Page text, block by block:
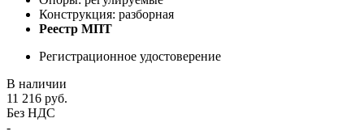
Конструкция: разборная
Реестр МПТ
Регистрационное удостоверение
В наличии
11 216 руб.
Без НДС
-